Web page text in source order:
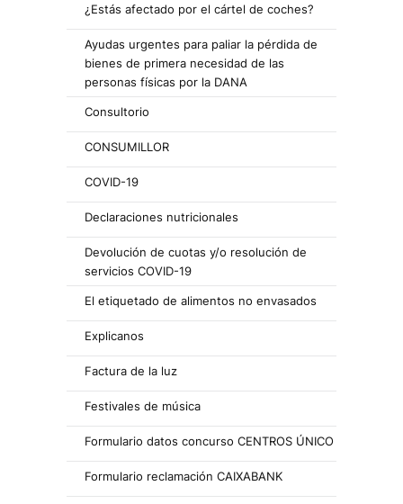
¿Estás afectado por el cártel de coches?
Ayudas urgentes para paliar la pérdida de
bienes de primera necesidad de las
personas físicas por la DANA
Consultorio
CONSUMILLOR
COVID-19
Declaraciones nutricionales
Devolución de cuotas y/o resolución de
servicios COVID-19
El etiquetado de alimentos no envasados
Explicanos
Factura de la luz
Festivales de música
Formulario datos concurso CENTROS ÚNICO
Formulario reclamación CAIXABANK